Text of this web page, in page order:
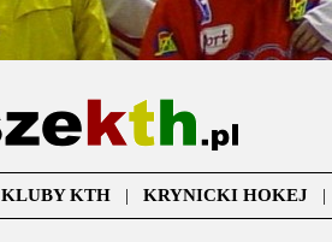
KLUBY KTH| KRYNICKI HOKEJ